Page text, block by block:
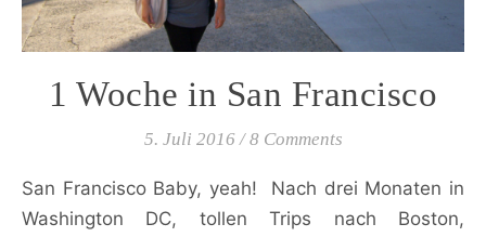
1 Woche in San Francisco
5. Juli 2016 / 8 Comments
San Francisco Baby, yeah! Nach drei Monaten in
Washington DC, tollen Trips nach Boston,